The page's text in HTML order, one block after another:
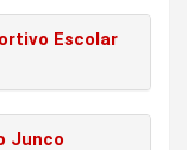
Escolar
Junco